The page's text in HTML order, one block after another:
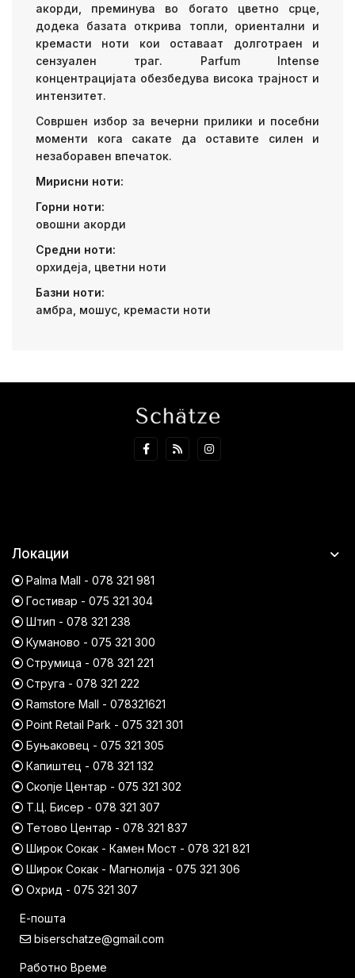
акорди, преминува во богато цветно срце,
додека базата открива топли, ориентални и
кремасти ноти кои оставаат долготраен и
сензуален траг. Parfum Intense
концентрацијата обезбедува висока трајност и
интензитет.
Совршен избор за вечерни прилики и посебни
моменти кога сакате да оставите силен и
незаборавен впечаток.
Мирисни ноти:
Горни ноти:
овошни акорди
Средни ноти:
орхидеја, цветни ноти
Базни ноти:
амбра, мошус, кремасти ноти
Локации
Palma Mall - 078 321 981
Гостивар - 075 321 304
Штип - 078 321 238
Куманово - 075 321 300
Струмица - 078 321 221
Струга - 078 321 222
Ramstore Mall - 078321621
Point Retail Park - 075 321 301
Буњаковец - 075 321 305
Капиштец - 078 321 132
Скопје Центар - 075 321 302
Т.Ц. Бисер - 078 321 307
Тетово Центар - 078 321 837
Широк Сокак - Камен Мост - 078 321 821
Широк Сокак - Магнолија - 075 321 306
Охрид - 075 321 307
Е-пошта
biserschatze@gmail.com
Работно Време